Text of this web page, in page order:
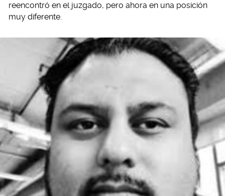
reencontró en el juzgado, pero ahora en una posición
muy diferente.